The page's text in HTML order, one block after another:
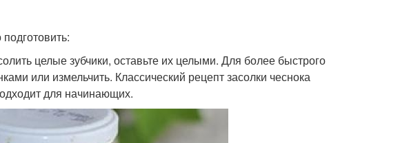
целые зубчики, оставьте их целыми. Для более быстрого
или измельчить. Классический рецепт засолки чеснока
для начинающих.